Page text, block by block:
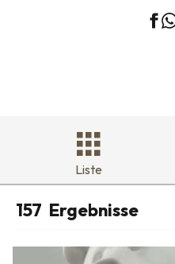
Liste
157 Ergebnisse